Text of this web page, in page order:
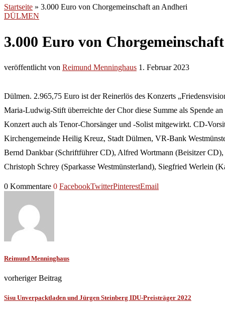
Startseite » 3.000 Euro von Chorgemeinschaft an Andheri
DÜLMEN
3.000 Euro von
veröffentlicht von Reimund Menninghaus 1. Februar 2023
Dülmen. 2.965,75 Euro ist der Reinerlös des Konzerts
Maria-Ludwig-Stift überreichte der Chor diese Summe als Spende
Konzert auch als Tenor-Chorsänger und -Solist mitgewirkt. CD-
Kirchengemeinde Heilig Kreuz, Stadt Dülmen, VR-Bank
Bernd Dankbar (Schriftführer CD), Alfred Wortmann (Beisitzer
Christoph Schrey (Sparkasse Westmünsterland), Siegfried Werlein
0 Kommentare 0 FacebookTwitterPinterestEmail
Reimund Menninghaus
vorheriger Beitrag
Sisu Unverpacktladen und Jürgen Steinberg IDU-Preisträger 2022